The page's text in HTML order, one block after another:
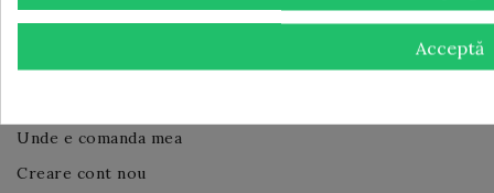
Contul Tău Client
Log in
Unde e comanda mea
Creare cont nou
Acceptă